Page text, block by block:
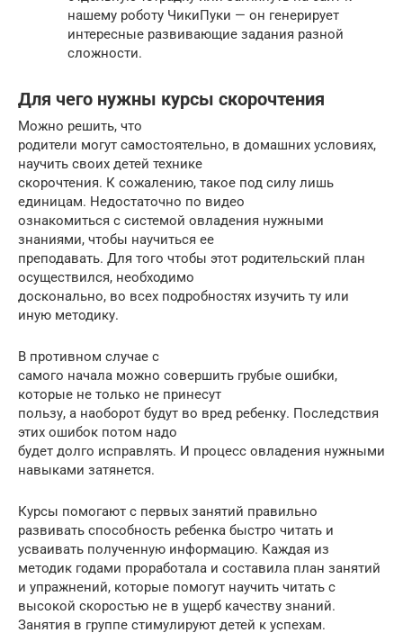
нашему роботу ЧикиПуки — он генерирует
интересные развивающие задания разной
сложности.
Для чего нужны курсы скорочтения
Можно решить, что
родители могут самостоятельно, в домашних условиях,
научить своих детей технике
скорочтения. К сожалению, такое под силу лишь
единицам. Недостаточно по видео
ознакомиться с системой овладения нужными
знаниями, чтобы научиться ее
преподавать. Для того чтобы этот родительский план
осуществился, необходимо
досконально, во всех подробностях изучить ту или
иную методику.
В противном случае с
самого начала можно совершить грубые ошибки,
которые не только не принесут
пользу, а наоборот будут во вред ребенку. Последствия
этих ошибок потом надо
будет долго исправлять. И процесс овладения нужными
навыками затянется.
Курсы помогают с первых занятий правильно
развивать способность ребенка быстро читать и
усваивать полученную информацию. Каждая из
методик годами проработала и составила план занятий
и упражнений, которые помогут научить читать с
высокой скоростью не в ущерб качеству знаний.
Занятия в группе стимулируют детей к успехам.